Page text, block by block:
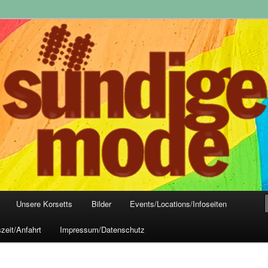
Frankfurt
Mode, Club- und Dark-Wear seit 2004
Unsere Korsetts Bilder Events/Locations/Infoseiten
Anfahrt Impressum/Datenschutz